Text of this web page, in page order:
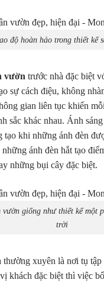
độ hoàn hảo trong thiết kế
vườn trước nhà đặc biệt
sự cách điệu, không
gian liên tục khiến
sắc khác nhau. Ánh
tạo khi những ánh đèn
những ánh đèn hắt tạo
những bụi cây đặc biệt.
vườn giống như thiết kế một
trời
thường xuyên là nơi tụ tập
khách đặc biệt thì việc